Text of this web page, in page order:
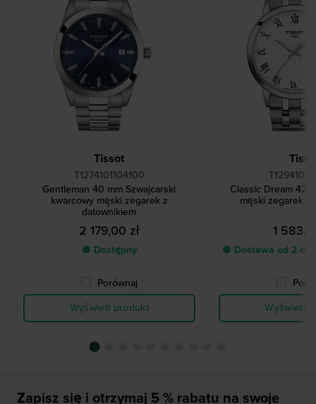
Tissot
T1274101104100
Gentleman 40 mm Szwajcarski
kwarcowy męski zegarek z
datownikiem
2 179,00 zł
● Dostępny
Porównaj
Wyświetl produkt
Classic Dream 42
męski zegarek z
1
● Dostawa od 2 do
Wyświetl
Zapisz się i otrzymaj 5 % rabatu na swoje